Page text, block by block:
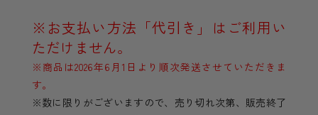
※お支払い方法「代引き」はご利用い
ただけません。
※商品は2026年6月1日より順次発送させていただきま
す。
※数に限りがございますので、売り切れ次第、販売終了